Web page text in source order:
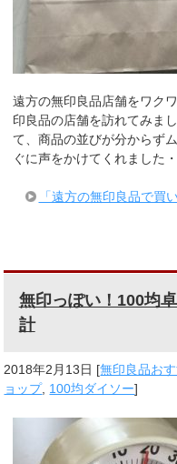
遠方の無印良品店舗をワク
印良品の店舗を訪れてみま
て、商品の並びが分からず
ぐに声をかけてくれました・
「遠方の無印良品で買
無印っぽい！100均
計
2018年2月13日 [無印良品お
ョップ, 100均ダイソー]